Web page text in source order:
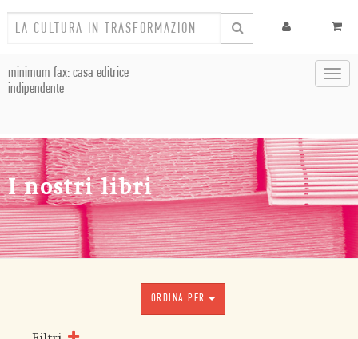
minimum fax: casa editrice
indipendente
I nostri libri
ORDINA PER